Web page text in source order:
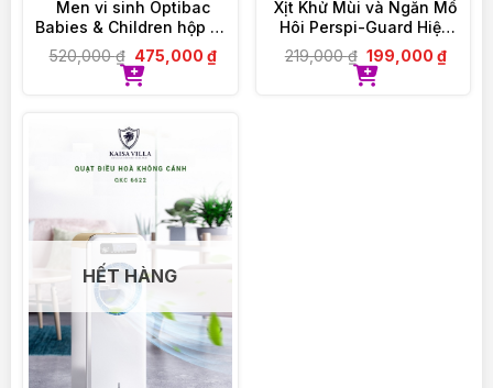
VIOLET PHAM – CHẤT LƯỢNG ĐI CÙNG TÂM
ĐỨC
Men vi sinh Optibac
Babies & Children hộp 30
gói
520,000₫ 475,000 ₫
Xịt Khử Mùi và Ngăn Mồ
Hôi Perspi-Guard Hiệu
Quả Tối Ưu 30ml
219,000₫ 199,000 ₫
HẾT HÀNG